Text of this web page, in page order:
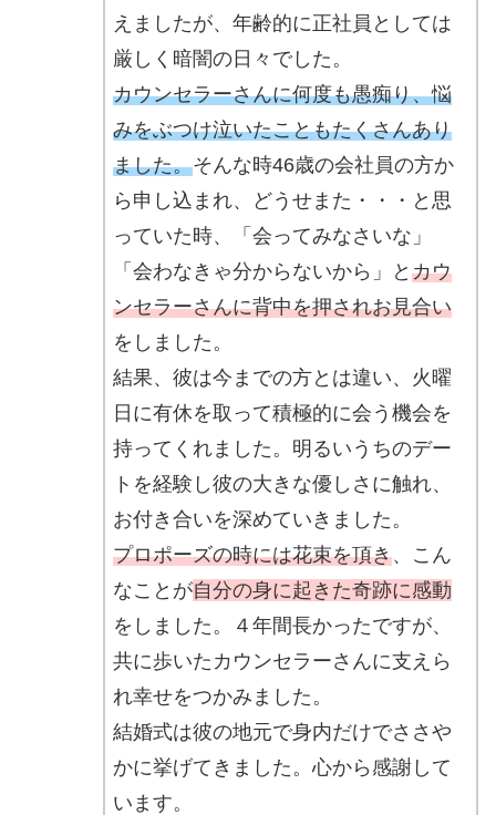
えましたが、年齢的に正社員としては
厳しく暗闇の日々でした。
カウンセラーさんに何度も愚痴り、悩
みをぶつけ泣いたこともたくさんあり
ました。そんな時46歳の会社員の方か
ら申し込まれ、どうせまた・・・と思
っていた時、「会ってみなさいな」
「会わなきゃ分からないから」と カウ
ンセラーさんに背中を押されお見合い
をしました。
結果、彼は今までの方とは違い、火曜
日に有休を取って積極的に会う機会を
持ってくれました。明るいうちのデー
トを経験し彼の大きな優しさに触れ、
お付き合いを深めていきました。
プロポーズの時には花束を頂き、こん
なことが自分の身に起きた奇跡に感動
をしました。４年間長かったですが、
共に歩いたカウンセラーさんに支えら
れ幸せをつかみました。
結婚式は彼の地元で身内だけでささや
かに挙げてきました。心から感謝して
います。